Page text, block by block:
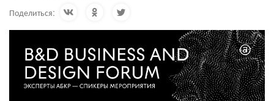
Поделиться: